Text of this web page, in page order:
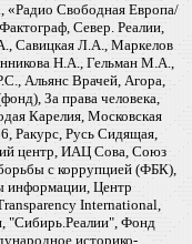
«Радио Свободная Европа/
Север. Реалии,
Савицкая Л.А., Маркелов
Н.А., Гельман М.А.,
Альянс Врачей, Агора,
За права человека,
Карелия, Московская
Ракурс, Русь Сидящая,
центр, ИАЦ Сова, Союз
с коррупцией (ФБК),
информации, Центр
International,
"Сибирь.Реалии", Фонд
историко-